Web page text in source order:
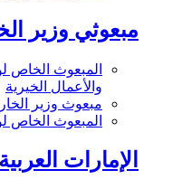
مبعوثي وزير
المبعوث الخاص
والأعمال الخيرية
مبعوث وزير
المبعوث الخاص
الإمارات